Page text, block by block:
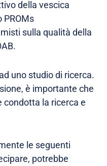
della vescica
PROMs
sulla qualità della
uno studio di ricerca.
è importante che
condotta la ricerca e
le seguenti
potrebbe